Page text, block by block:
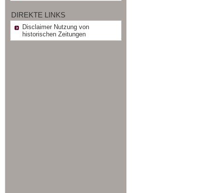
DIREKTE LINKS
Disclaimer Nutzung von
historischen Zeitungen